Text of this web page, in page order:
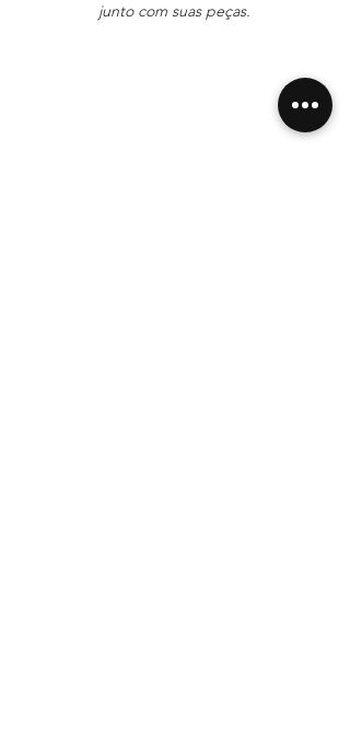
junto com suas peças.